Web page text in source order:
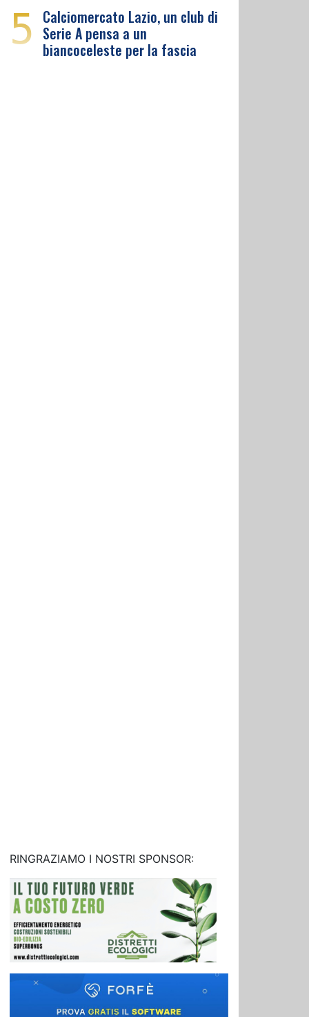
5 Calciomercato Lazio, un club di
Serie A pensa a un
biancoceleste per la fascia
RINGRAZIAMO I NOSTRI SPONSOR: